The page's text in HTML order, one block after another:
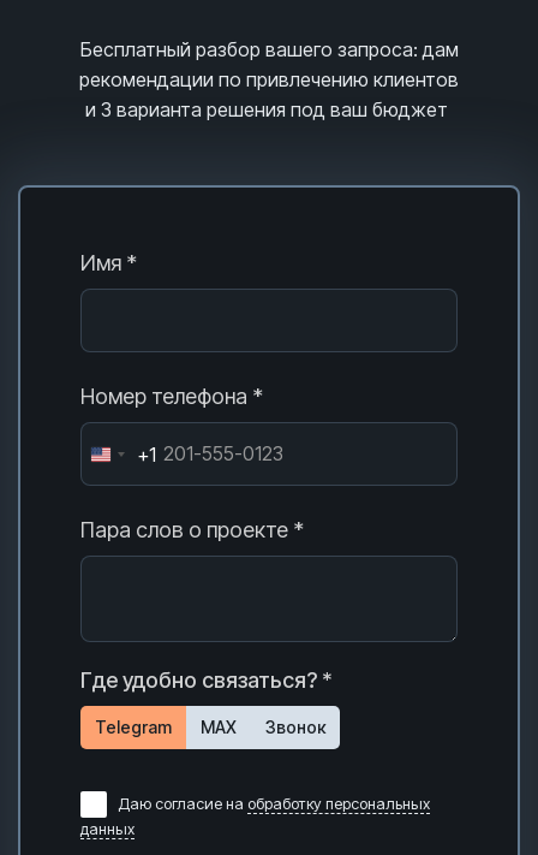
Бесплатный разбор вашего запроса: дам
рекомендации по привлечению клиентов
и 3 варианта решения под ваш бюджет
Имя *
Номер телефона *
+1
Пара слов о проекте *
Где удобно связаться? *
Telegram MAX Звонок
Даю согласие на обработку персональных
данных